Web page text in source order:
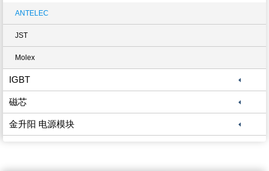
ANTELEC
JST
Molex
IGBT
磁芯
金升阳 电源模块